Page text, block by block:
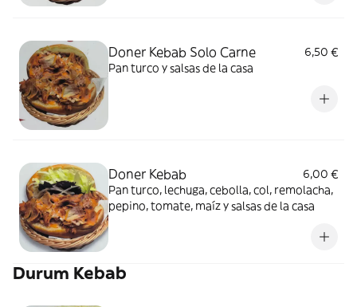
Doner Kebab Solo Carne
6,50 €
Pan turco y salsas de la casa
Doner Kebab
6,00 €
Pan turco, lechuga, cebolla, col, remolacha,
pepino, tomate, maíz y salsas de la casa
Durum Kebab